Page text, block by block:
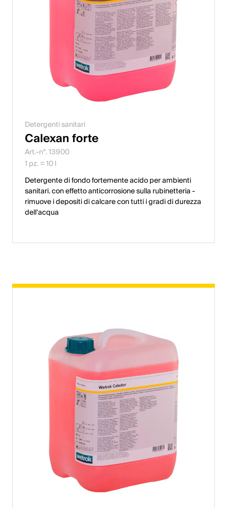
Detergenti sanitari
Calexan forte
Art.-n°. 13900
1 pz. = 10 l
Detergente di fondo fortemente acido per ambienti
sanitari. con effetto anticorrosione sulla rubinetteria -
rimuove i depositi di calcare con tutti i gradi di durezza
dell'acqua